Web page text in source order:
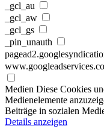
_gcl_au
_gcl_aw
_gcl_gs
_pin_unauth
Medien Diese Cookies
Medienelemente
Beiträge in sozialen
Details anzeigen